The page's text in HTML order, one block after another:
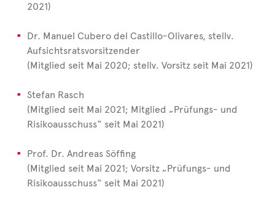
2021)
Dr. Manuel Cubero del Castillo-Olivares, stellv.
Aufsichtsratsvorsitzender
(Mitglied seit Mai 2020; stellv. Vorsitz seit Mai 2021)
Stefan Rasch
(Mitglied seit Mai 2021; Mitglied „Prüfungs- und
Risikoausschuss“ seit Mai 2021)
Prof. Dr. Andreas Söffing
(Mitglied seit Mai 2021; Vorsitz „Prüfungs- und
Risikoausschuss“ seit Mai 2021)